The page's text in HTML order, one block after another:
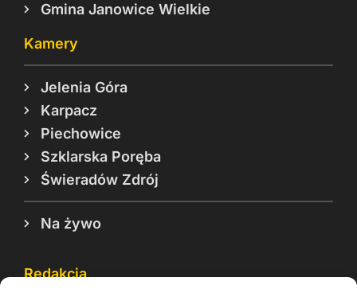
Gmina Janowice Wielkie
Kamery
Jelenia Góra
Karpacz
Piechowice
Szklarska Poręba
Świeradów Zdrój
Na żywo
Redakcja